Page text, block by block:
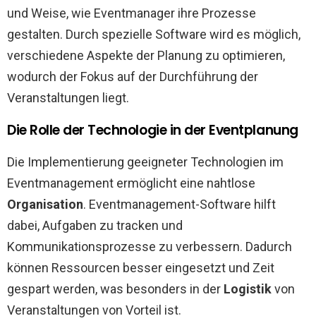
und Weise, wie Eventmanager ihre Prozesse
gestalten. Durch spezielle Software wird es möglich,
verschiedene Aspekte der Planung zu optimieren,
wodurch der Fokus auf der Durchführung der
Veranstaltungen liegt.
Die Rolle der Technologie in der Eventplanung
Die Implementierung geeigneter Technologien im
Eventmanagement ermöglicht eine nahtlose
Organisation. Eventmanagement-Software hilft
dabei, Aufgaben zu tracken und
Kommunikationsprozesse zu verbessern. Dadurch
können Ressourcen besser eingesetzt und Zeit
gespart werden, was besonders in der Logistikvon
Veranstaltungen von Vorteil ist.